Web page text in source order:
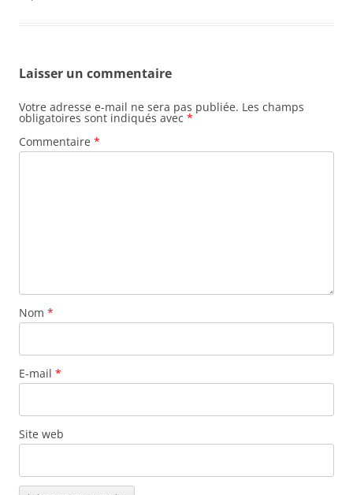
Laisser un commentaire
Votre adresse e-mail ne sera pas publiée. Les champs
obligatoires sont indiqués avec *
Commentaire *
Nom *
E-mail *
Site web